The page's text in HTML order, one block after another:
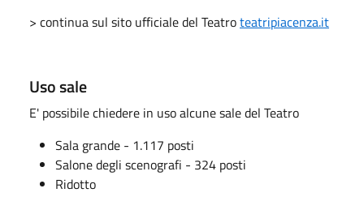
> continua sul sito ufficiale del Teatroteatripiacenza.it
Uso sale
E' possibile chiedere in uso alcune sale del Teatro
Sala grande - 1.117 posti
Salone degli scenografi - 324 posti
Ridotto